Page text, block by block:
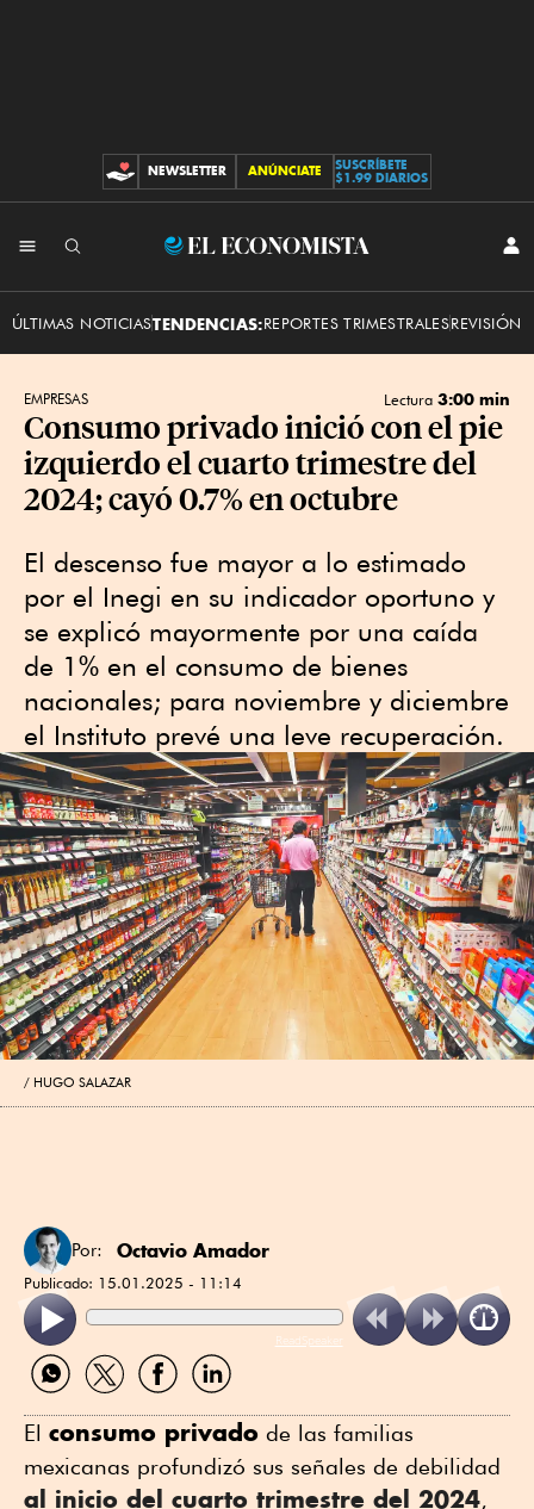
CONTRIBUCIONES
NEWSLETTER ANÚNCIATE
SUSCRÍBETE
$1.99 DIARIOS
El
ÚLTIMAS NOTICIASTENDENCIAS:REPORTES TRIMESTRALESREVISIÓN
EMPRESAS Lectura 3:00 min
Consumo privado inició con el pie
izquierdo el cuarto trimestre del
2024; cayó 0.7% en octubre
El descenso fue mayor a lo estimado
por el Inegi en su indicador oportuno y
se explicó mayormente por una caída
de 1% en el consumo de bienes
nacionales; para noviembre y diciembre
el Instituto prevé una leve recuperación.
HUGO SALAZAR
Por: Octavio Amador
Publicado: 15.01.2025 - 11:14
ReadSpeaker
Compartir
por
Compartir
por
Compartir
por
Compartir
por
El consumo privado de las familias
mexicanas profundizó sus señales de debilidad
al inicio del cuarto trimestre del 2024,